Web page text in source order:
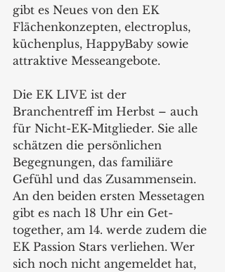
gibt es Neues von den EK
Flächenkonzepten, electroplus,
küchenplus, HappyBaby sowie
attraktive Messeangebote.
Die EK LIVE ist der
Branchentreff im Herbst – auch
für Nicht-EK-Mitglieder. Sie alle
schätzen die persönlichen
Begegnungen, das familiäre
Gefühl und das Zusammensein.
An den beiden ersten Messetagen
gibt es nach 18 Uhr ein Get-
together, am 14. werde zudem die
EK Passion Stars verliehen. Wer
sich noch nicht angemeldet hat,